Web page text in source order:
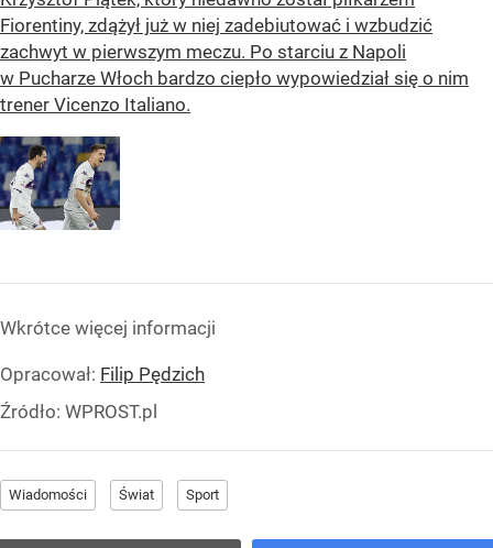
Fiorentiny, zdążył już w niej zadebiutować i wzbudzić
zachwyt w pierwszym meczu. Po starciu z Napoli
w Pucharze Włoch bardzo ciepło wypowiedział się o nim
trener Vicenzo Italiano.
Wkrótce więcej informacji
Opracował: Filip Pędzich
Źródło: WPROST.pl
Wiadomości Świat Sport